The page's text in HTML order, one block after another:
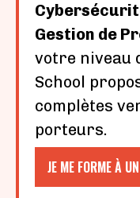
Gestion de
votre niveau
School
complètes
porteurs.
JE ME FORME À